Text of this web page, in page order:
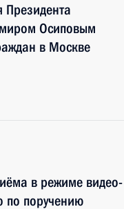
Президента
Осиповым
в Москве
в режиме видео-
по поручению